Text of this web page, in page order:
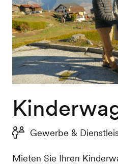
Gewerbe &
Mieten Sie Ihren